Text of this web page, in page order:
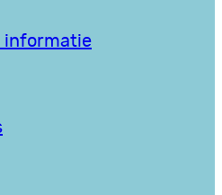
informatie